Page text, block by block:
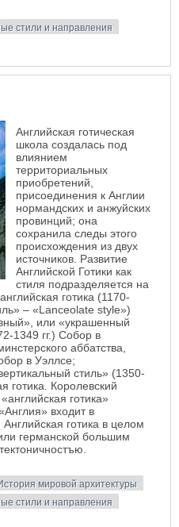
стили и направления
Английская готическая
школа создалась под
влиянием
территориальных
приобретений,
присоединения к Англии
нормандских и анжуйских
провинций; она
сохранила следы этого
происхождения из двух
источников. Развитие
Английской Готики как
стиля подразделяется на
готика (1170-
– «Lanceolate style»)
или «украшенный
1349 гг.) Собор в
аббатства,
в Уэллсе;
стиль» (1350-
готика. Королевский
готика»
входит в
готика в целом
германской большим
мировой архитектуры
стили и направления